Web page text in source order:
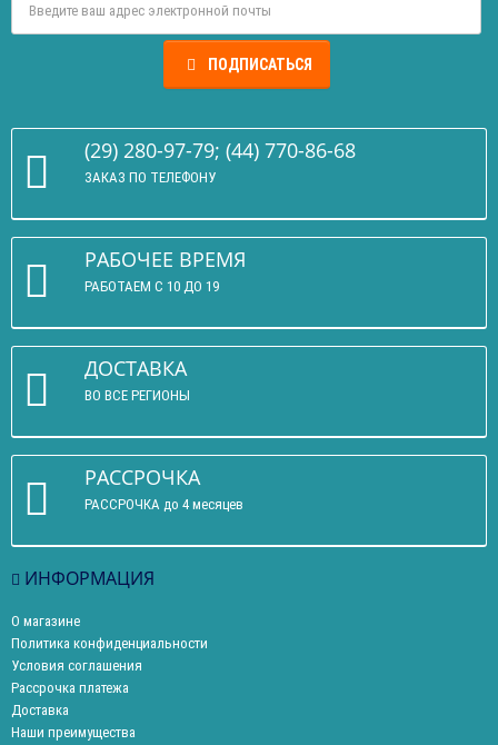
ПОДПИСАТЬСЯ
(29) 280-97-79; (44) 770-86-68
ЗАКАЗ ПО ТЕЛЕФОНУ
РАБОЧЕЕ ВРЕМЯ
РАБОТАЕМ С 10 ДО 19
ДОСТАВКА
ВО ВСЕ РЕГИОНЫ
РАССРОЧКА
РАССРОЧКА до 4 месяцев
ИНФОРМАЦИЯ
О магазине
Политика конфиденциальности
Условия соглашения
Рассрочка платежа
Доставка
Наши преимущества